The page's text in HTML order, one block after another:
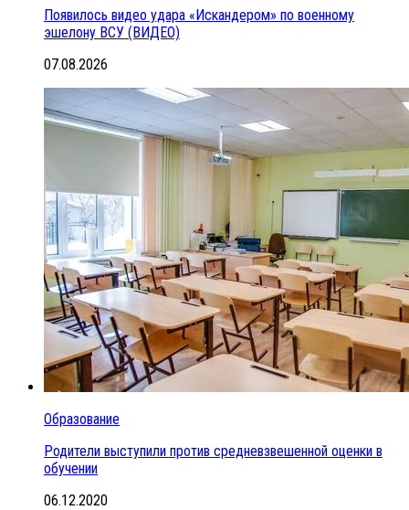
Появилось видео удара «Искандером» по военному
эшелону ВСУ (ВИДЕО)
07.08.2026
Образование
Родители выступили против средневзвешенной оценки в
обучении
06.12.2020